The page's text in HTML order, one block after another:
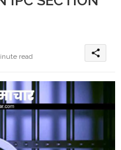
read share